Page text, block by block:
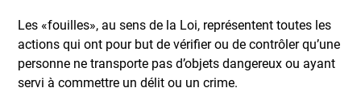
Les «fouilles», au sens de la Loi, représentent toutes les
actions qui ont pour but de vérifier ou de contrôler qu’une
personne ne transporte pas d’objets dangereux ou ayant
servi à commettre un délit ou un crime.